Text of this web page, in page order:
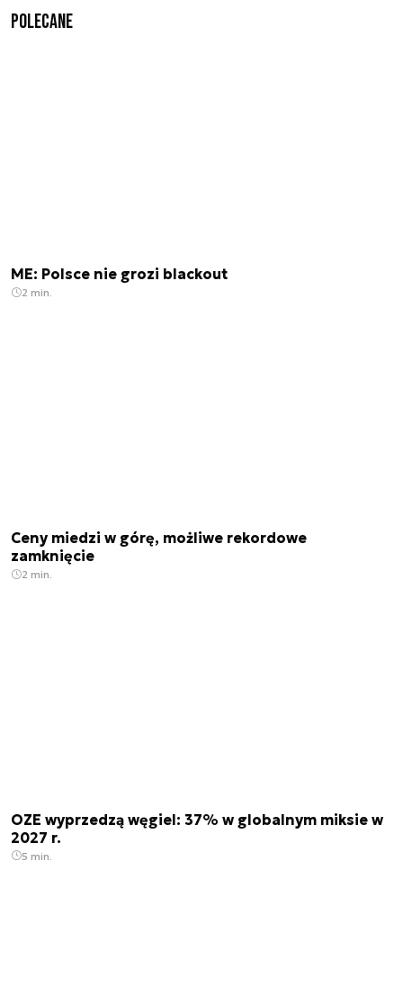
Polecane
ME: Polsce nie grozi blackout
2 min.
Ceny miedzi w górę, możliwe rekordowe
zamknięcie
2 min.
OZE wyprzedzą węgiel: 37% w globalnym miksie w
2027 r.
5 min.